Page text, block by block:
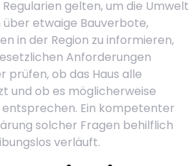
gelten, um die Umwelt
über etwaige Bauverbote,
in der Region zu informieren,
Anforderungen
ob das Haus alle
und ob es möglicherweise
Ein kompetenter
solcher Fragen behilflich
verläuft.